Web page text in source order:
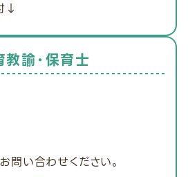
↓
教諭・保育士
問い合わせください。